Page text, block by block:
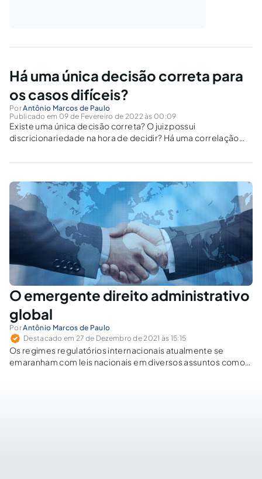
Há uma única decisão correta para
os casos difíceis?
PorAntônio Marcos de Paulo
Publicado em 09 de Fevereiro de 2022 às 00:09
Existe uma única decisão correta? O juiz possui
discricionariedade na hora de decidir? Há uma correlação
possível buscar respostas no embate entre jusnaturalismo e
O emergente direito administrativo
global
PorAntônio Marcos de Paulo
Destacado em 27 de Dezembro de 2021 às 15:15
Os regimes regulatórios internacionais atualmente se
emaranham com leis nacionais em diversos assuntos como